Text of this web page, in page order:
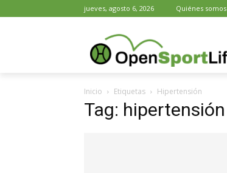
jueves, agosto 6, 2026 Quiénes somos
Inicio Etiquetas Hipertensión
Tag: hipertensión